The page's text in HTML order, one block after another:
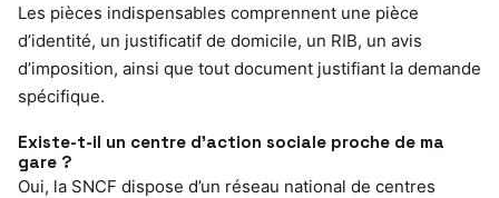
Les pièces indispensables comprennent une pièce
d’identité, un justificatif de domicile, un RIB, un avis
d’imposition, ainsi que tout document justifiant la demande
spécifique.
Existe-t-il un centre d’action sociale proche de ma
gare ?
Oui, la SNCF dispose d’un réseau national de centres